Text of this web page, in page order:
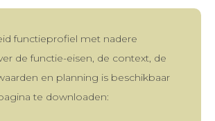
functieprofiel met nadere
de functie-eisen, de context, de
en planning is beschikbaar
te downloaden: